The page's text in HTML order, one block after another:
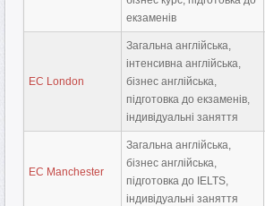
екзаменів
EC London
Загальна англійська,
інтенсивна англійська,
бізнес англійська,
підготовка до екзаменів,
індивідуальні заняття
EC Manchester
Загальна англійська,
бізнес англійська,
підготовка до IELTS,
індивідуальні заняття